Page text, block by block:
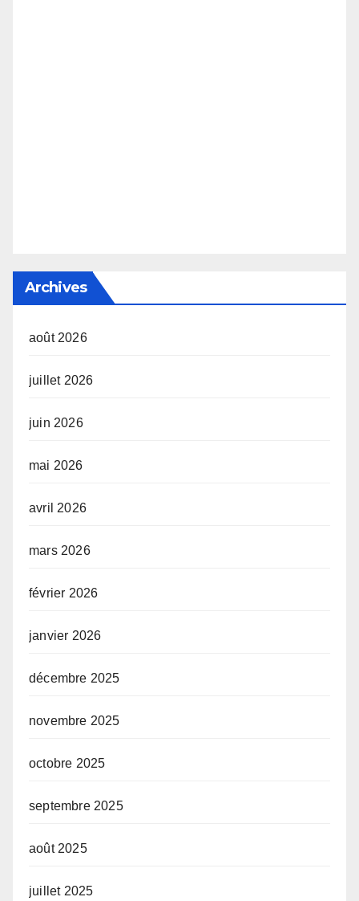
Archives
août 2026
juillet 2026
juin 2026
mai 2026
avril 2026
mars 2026
février 2026
janvier 2026
décembre 2025
novembre 2025
octobre 2025
septembre 2025
août 2025
juillet 2025